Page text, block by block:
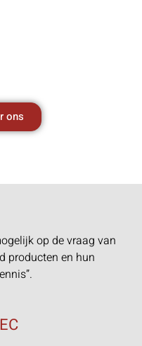
ons
op de vraag van
producten en hun